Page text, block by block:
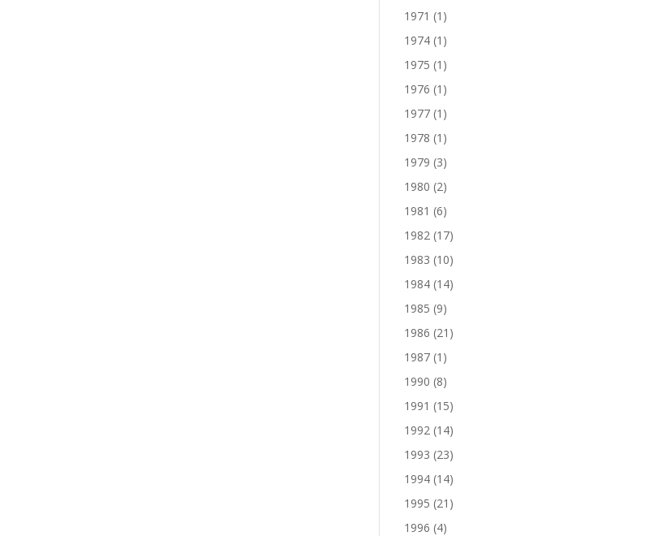
1971 (1)
1974 (1)
1975 (1)
1976 (1)
1977 (1)
1978 (1)
1979 (3)
1980 (2)
1981 (6)
1982 (17)
1983 (10)
1984 (14)
1985 (9)
1986 (21)
1987 (1)
1990 (8)
1991 (15)
1992 (14)
1993 (23)
1994 (14)
1995 (21)
1996 (4)